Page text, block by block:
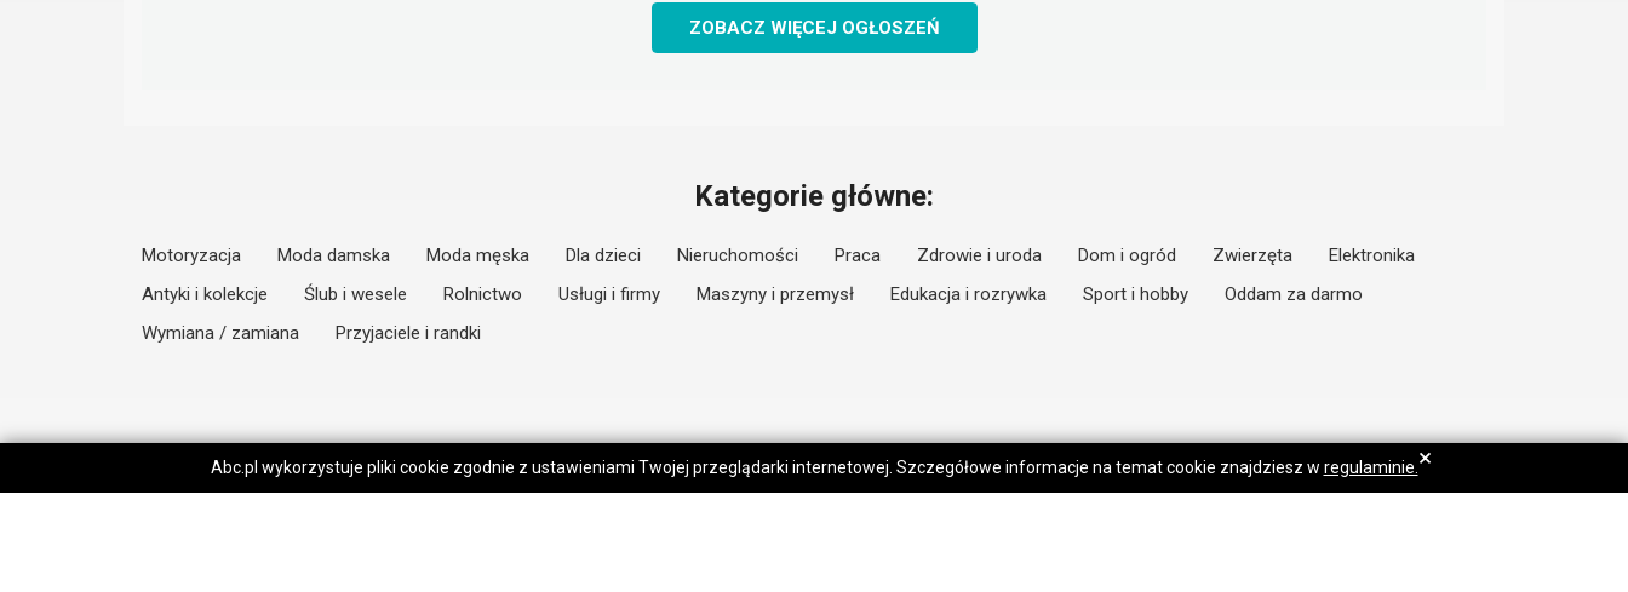
ZOBACZ WIĘCEJ OGŁOSZEŃ
Kategorie główne:
Motoryzacja Moda damska Moda męska Dla dzieci Nieruchomości Praca Zdrowie i uroda Dom i ogród Zwierzęta
Elektronika
Antyki i kolekcje
Ślub i wesele Rolnictwo Usługi i firmy Maszyny i przemysł Edukacja i rozrywka Sport i hobby
Oddam za darmo
Wymiana / zamiana
Przyjaciele i randki
Abc.pl wykorzystuje pliki cookie zgodnie z ustawieniami Twojej przeglądarki internetowej. Szczegółowe informacje na temat cookie znajdziesz w regulaminie. ×